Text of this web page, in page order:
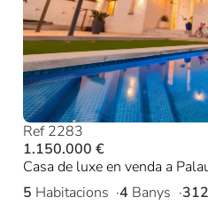
Ref 2283
1.150.000 €
Casa de luxe en venda a
5 Habitacions 4 Banys